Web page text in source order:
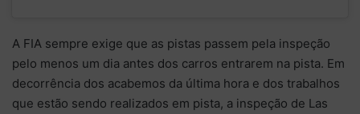
A FIA sempre exige que as pistas passem pela inspeção
pelo menos um dia antes dos carros entrarem na pista. Em
decorrência dos acabemos da última hora e dos trabalhos
que estão sendo realizados em pista, a inspeção de Las